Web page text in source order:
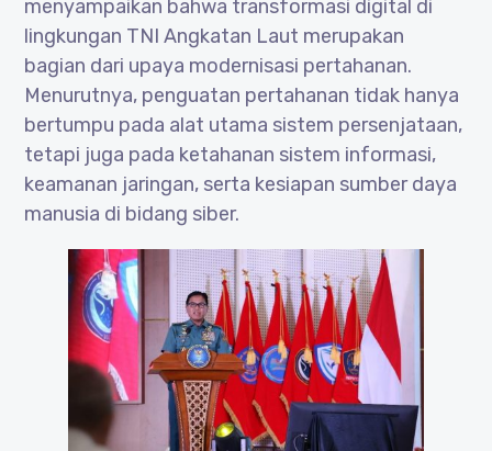
menyampaikan bahwa transformasi digital di
lingkungan TNI Angkatan Laut merupakan
bagian dari upaya modernisasi pertahanan.
Menurutnya, penguatan pertahanan tidak hanya
bertumpu pada alat utama sistem persenjataan,
tetapi juga pada ketahanan sistem informasi,
keamanan jaringan, serta kesiapan sumber daya
manusia di bidang siber.